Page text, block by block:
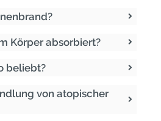
Körper absorbiert?
beliebt?
von atopischer